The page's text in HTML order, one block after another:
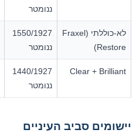
ננומטר
לא-כוללתי (Fraxel
Restore)
1550/1927
ננומטר
Clear + Brilliant
1440/1927
ננומטר
יישומים סביב העיניים